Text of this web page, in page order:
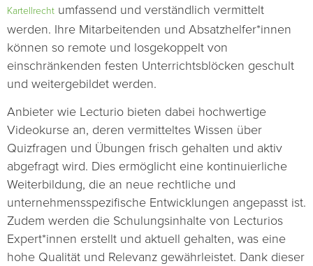
Kartellrecht umfassend und verständlich vermittelt
werden. Ihre Mitarbeitenden und Absatzhelfer*innen
können so remote und losgekoppelt von
einschränkenden festen Unterrichtsblöcken geschult
und weitergebildet werden.
Anbieter wie Lecturio bieten dabei hochwertige
Videokurse an, deren vermitteltes Wissen über
Quizfragen und Übungen frisch gehalten und aktiv
abgefragt wird. Dies ermöglicht eine kontinuierliche
Weiterbildung, die an neue rechtliche und
unternehmensspezifische Entwicklungen angepasst ist.
Zudem werden die Schulungsinhalte von Lecturios
Expert*innen erstellt und aktuell gehalten, was eine
hohe Qualität und Relevanz gewährleistet. Dank dieser